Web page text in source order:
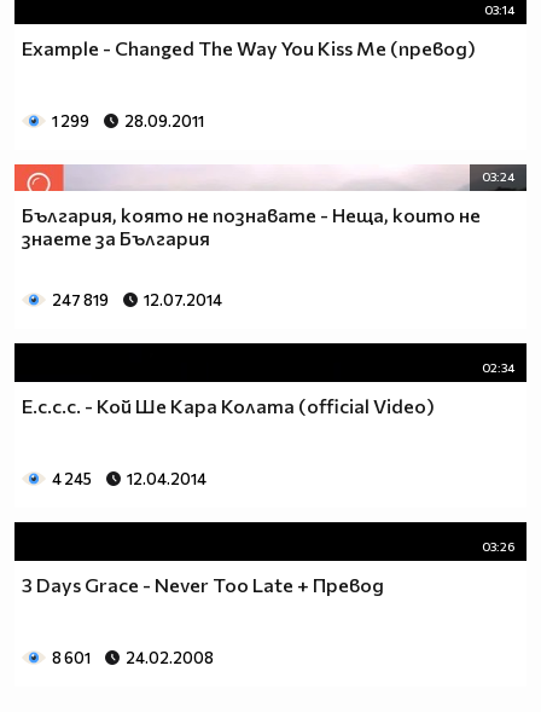
03:14
Example - Changed The Way You Kiss Me (превод)
1 299 28.09.2011
03:24
България, която не познавате - Неща, които не
знаете за България
247 819 12.07.2014
02:34
E.c.c.c. - Кой Ше Кара Колата (official Video)
4 245 12.04.2014
03:26
3 Days Grace - Never Too Late + Превод
8 601 24.02.2008